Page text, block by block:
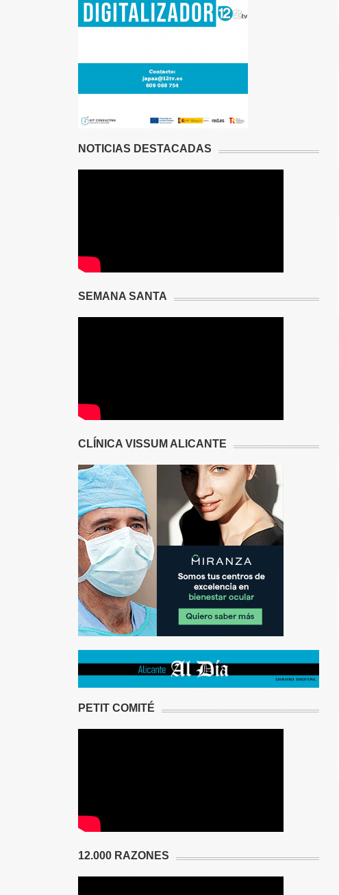
NOTICIAS DESTACADAS
SEMANA SANTA
CLÍNICA VISSUM ALICANTE
PETIT COMITÉ
12.000 RAZONES